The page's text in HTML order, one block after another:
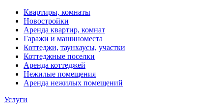
Квартиры, комнаты
Новостройки
Аренда квартир, комнат
Гаражи и машиноместа
Коттеджи, таунхаусы, участки
Коттеджные поселки
Аренда коттеджей
Нежилые помещения
Аренда нежилых помещений
Услуги